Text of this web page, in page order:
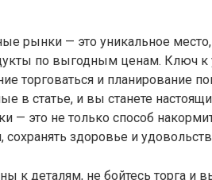
рынки — это уникальное
по выгодным ценам. Ключ к
торговаться и планирование
в статье, и вы станете
— это не только способ
сохранять здоровье и
к деталям, не бойтесь торга и